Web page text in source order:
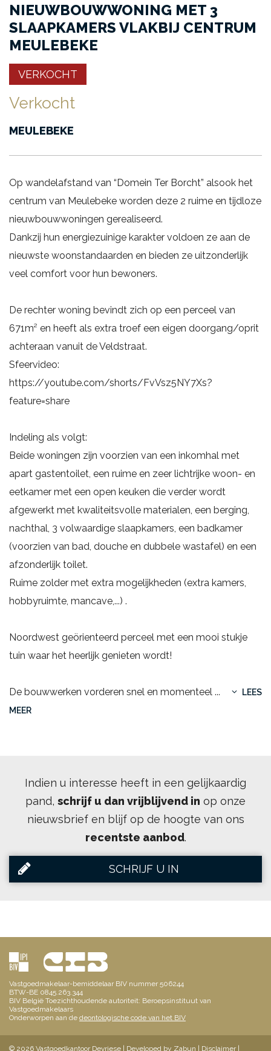
NIEUWBOUWWONING MET 3
SLAAPKAMERS VLAKBIJ CENTRUM
MEULEBEKE
VERKOCHT
Verkocht
MEULEBEKE
Op wandelafstand van “Domein Ter Borcht” alsook het
centrum van Meulebeke worden deze 2 ruime en tijdloze
nieuwbouwwoningen gerealiseerd.
Dankzij hun energiezuinige karakter voldoen ze aan de
nieuwste woonstandaarden en bieden ze uitzonderlijk
veel comfort voor hun bewoners.
De rechter woning bevindt zich op een perceel van
671m² en heeft als extra troef een eigen doorgang/oprit
achteraan vanuit de Veldstraat.
Sfeervideo:
https://youtube.com/shorts/FvVsz5NY7Xs?
feature=share
Indeling als volgt:
Beide woningen zijn voorzien van een inkomhal met
apart gastentoilet, een ruime en zeer lichtrijke woon- en
eetkamer met een open keuken die verder wordt
afgewerkt met kwaliteitsvolle materialen, een berging,
nachthal, 3 volwaardige slaapkamers, een badkamer
(voorzien van bad, douche en dubbele wastafel) en een
afzonderlijk toilet.
Ruime zolder met extra mogelijkheden (extra kamers,
hobbyruimte, mancave,...) .
Noordwest geörienteerd perceel met een mooi stukje
tuin waar het heerlijk genieten wordt!
De bouwwerken vorderen snel en momenteel ...
LEES
MEER
Indien u interesse heeft in een gelijkaardig
pand, schrijf u dan vrijblijvend in op onze
nieuwsbrief en blijf op de hoogte van ons
recentste aanbod.
SCHRIJF U IN
Vastgoedmakelaar-bemiddelaar BIV nummer 506244
BTW-BE 0845.263.344
BIV België Toezichthoudende autoriteit: Beroepsinstituut van
Vastgoedmakelaars
Onderworpen aan de deontologische code van het BIV
© 2026 Vastgoedkantoor Devriese | Developed by Zabun Disclaimer|